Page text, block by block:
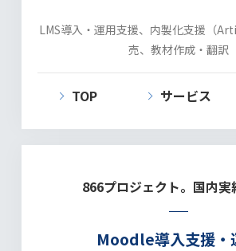
LMS導入・運用支援、内製化支援（
売、教材作成・翻訳
TOP サービス
866プロジェクト。 国内実
Moodle導入支援・